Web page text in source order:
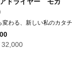
変わる、新しい私のカタチ
32,000